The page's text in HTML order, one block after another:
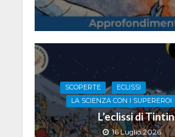
SCOPERTE
ECLISSI
LA SCIENZA CON I SUPEREROI
L’eclissi di Tintin
16 Luglio 2026